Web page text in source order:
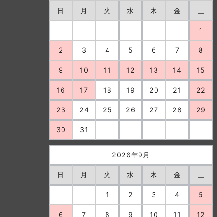
日 月 火 水 木 金 土
1
2 3 4 5 6 7 8
9 10 11 12 13 14 15
16 17 18 19 20 21 22
23 24 25 26 27 28 29
30 31
2026年9月
日 月 火 水 木 金 土
1 2 3 4 5
6 7 8 9 10 11 12